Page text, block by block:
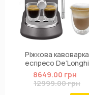
Ріжкова кавоварка
еспресо De’Longhi
Dedica Arte EC 885.M
8649.00 грн
12999.00 грн